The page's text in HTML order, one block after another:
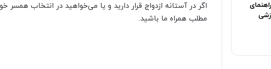
اگر در آستانه ازدواج قرار دارید و یا می‌خواهید در انتخاب همسر
مطلب همراه ما باشید.